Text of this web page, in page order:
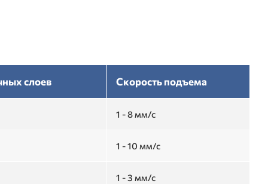
слоев Скорость подъема
1 - 8 мм/с
1 - 10 мм/с
1 - 3 мм/с